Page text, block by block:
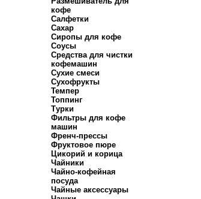
кофе
Салфетки
Сахар
Сиропы для кофе
Соусы
Средства для чистки
кофемашин
Сухие смеси
Сухофрукты
Темпер
Топпинг
Турки
Фильтры для кофе
машин
Френч-прессы
Фруктовое пюре
Цикорий и корица
Чайники
Чайно-кофейная
посуда
Чайные аксессуары